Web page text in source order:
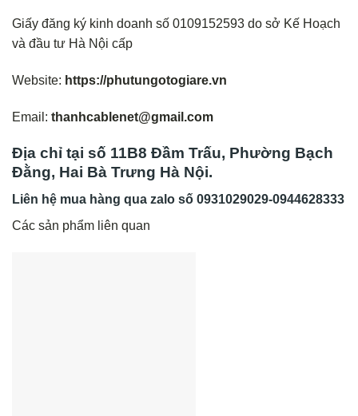
Giấy đăng ký kinh doanh số 0109152593 do sở Kế Hoạch
và đầu tư Hà Nội cấp
Website: https://phutungotogiare.vn
Email: thanhcablenet@gmail.com
Địa chỉ tại số 11B8 Đầm Trấu, Phường Bạch
Đằng, Hai Bà Trưng Hà Nội.
Liên hệ mua hàng qua zalo số 0931029029-0944628333
Các sản phẩm liên quan